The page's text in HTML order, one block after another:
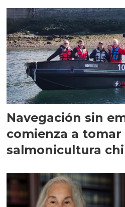
Navegación sin
comienza a
salmonicultura